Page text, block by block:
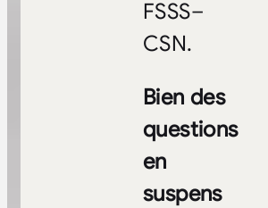
FSSS–
CSN.
Bien des
questions
en
suspens